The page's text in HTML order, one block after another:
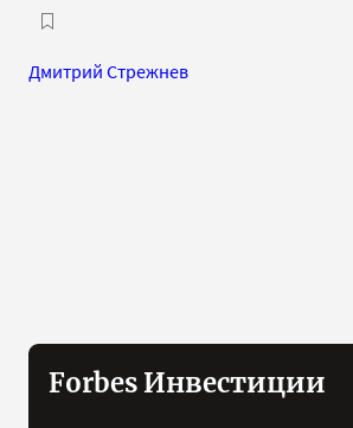
Дмитрий Стрежнев
Forbes Инвестиции